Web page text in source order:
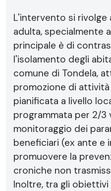
L'intervento si rivolge
adulta, specialmente
principale è di
l'isolamento degli
comune di Tondela,
promozione di
pianificata a livello
programmata per 2/
monitoraggio dei
beneficiari (ex ante e
promuovere la
croniche non
Inoltre, tra gli